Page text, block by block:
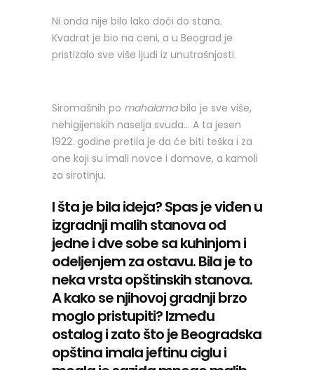
Ni onda nije bilo lako doći do stana.
Kvadrat je bio na ceni, a u Beograd je
pristizalo sve više ljudi iz unutrašnjosti.
Siromašnih po mahalamabilo je sve više,
nehigijenskih naselja svuda… A ta jesen
1922. godine pretila je da će biti teška i za
one koji su imali novce i domove, a kamoli
za sirotinju.
I šta je bila ideja? Spas je viđen u
izgradnji malih stanova od
jedne i dve sobe sa kuhinjom i
odeljenjem za ostavu. Bila je to
neka vrsta opštinskih stanova.
A kako se njihovoj gradnji brzo
moglo pristupiti? Između
ostalog i zato što je Beogradska
opština imala jeftinu ciglu i